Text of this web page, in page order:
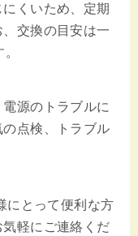
くいため、定期
交換の目安は一
源のトラブルに
点検、トラブル
にとって便利な方
軽にご連絡くだ